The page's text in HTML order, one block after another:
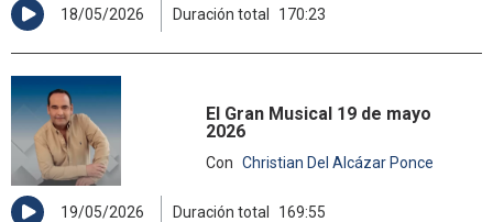
18/05/2026 Duración total 170:23
El Gran Musical 19 de mayo
2026
Con Christian Del Alcázar Ponce
19/05/2026 Duración total 169:55